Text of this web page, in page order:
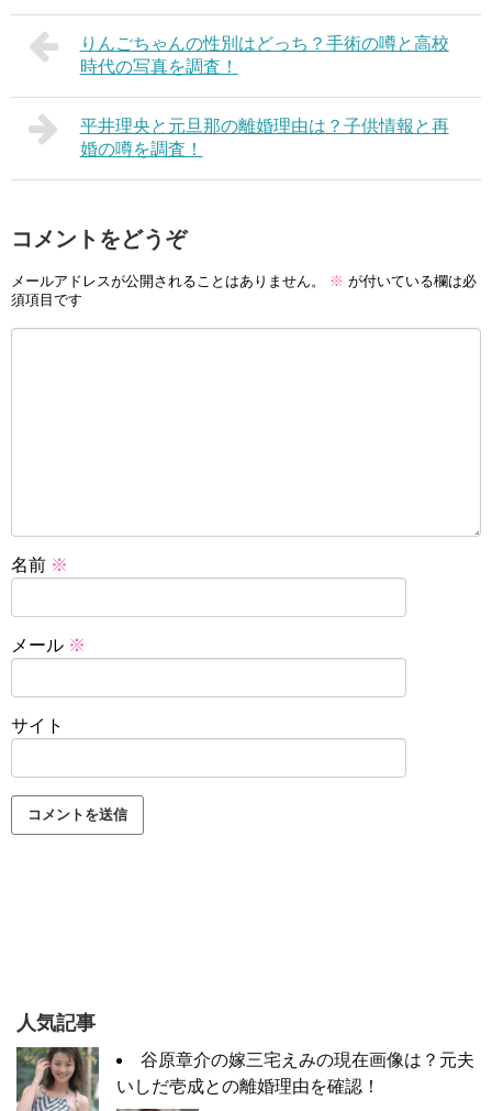
りんごちゃんの性別はどっち？手術の噂と高校
時代の写真を調査！
平井理央と元旦那の離婚理由は？子供情報と再
婚の噂を調査！
コメントをどうぞ
メールアドレスが公開されることはありません。 ※ が付いている欄は必
須項目です
名前 ※
メール ※
サイト
人気記事
谷原章介の嫁三宅えみの現在画像は？元夫
いしだ壱成との離婚理由を確認！